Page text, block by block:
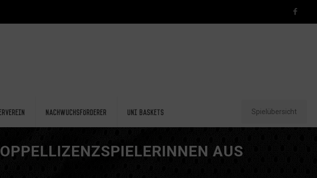
Nachwuchsförderer Uni Baskets Spielübersicht
AUS